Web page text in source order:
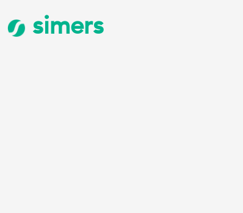
simers